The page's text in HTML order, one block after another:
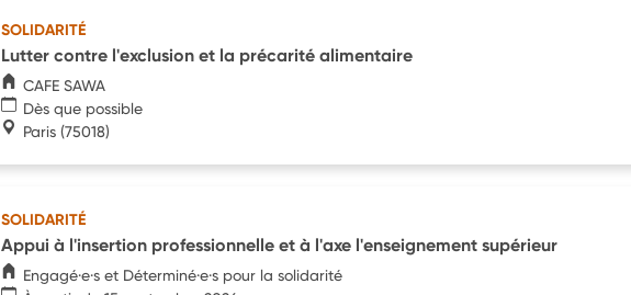
SOLIDARITÉ
Lutter contre l'exclusion et la précarité alimentaire
CAFE SAWA
Dès que possible
Paris (75018)
SOLIDARITÉ
Appui à l'insertion professionnelle et à l'axe l'enseignement supérieur
Engagé·e·s et Déterminé·e·s pour la solidarité